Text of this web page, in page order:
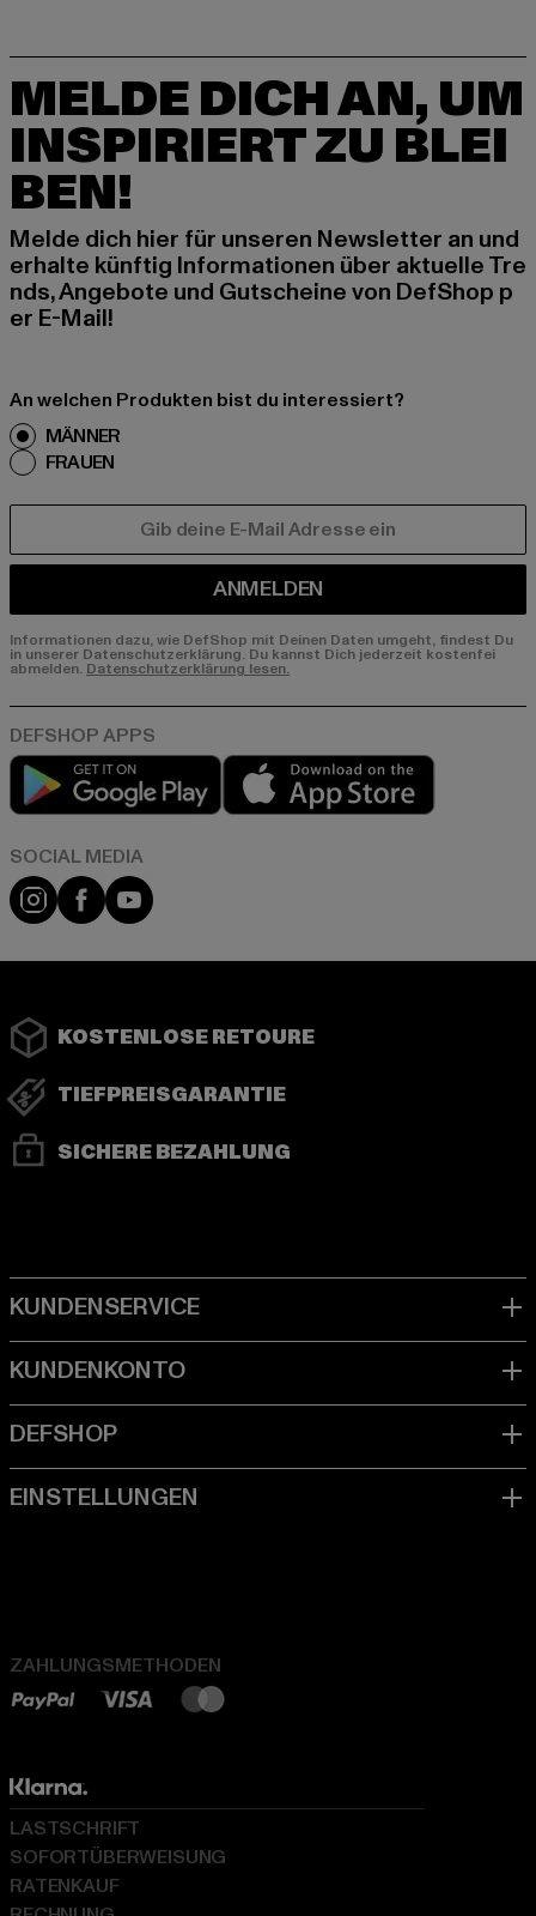
MELDE DICH AN, UM
INSPIRIERT ZU BLEI
BEN!
Melde dich hier für unseren Newsletter an und
erhalte künftig Informationen über aktuelle Tre
nds, Angebote und Gutscheine von DefShop p
er E-Mail!
An welchen Produkten bist du interessiert?
MÄNNER
FRAUEN
ANMELDEN
Informationen dazu, wie DefShop mit Deinen Daten umgeht, findest Du
in unserer Datenschutzerklärung. Du kannst Dich jederzeit kostenfei
abmelden. Datenschutzerklärung lesen.
Play market
Instagram
FacebookYouTube
KOSTENLOSE RETOURE
TIEFPREISGARANTIE
SICHERE BEZAHLUNG
ZAHLUNGSMETHODEN
LASTSCHRIFT
SOFORTÜBERWEISUNG
RATENKAUF